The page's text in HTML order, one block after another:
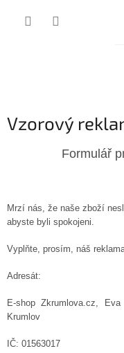
Vzorový
Formulář
Mrzí nás, že naše zboží
abyste byli spokojeni.
Vyplňte, prosím, náš
Adresát:
E-shop Zkrumlova.cz,
Krumlov
IČ: 01563017